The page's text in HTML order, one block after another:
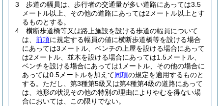
3
歩道の幅員は、歩行者の交通量が多い道路にあっては3.5
メートル以上、その他の道路にあっては2メートル以上とす
るものとする。
4
横断歩道橋等又は路上施設を設ける歩道の幅員について
は、 前項に規定する幅員の値に横断歩道橋等を設ける場合
にあっては3メートル、ベンチの上屋を設ける場合にあって
は2メートル、並木を設ける場合にあっては1.5メートル、
ベンチを設ける場合にあっては1メートル、その他の場合に
あっては0.5メートルを加えて同項の規定を適用するものと
する。 ただし、第3種第5級又は第4種第4級の道路にあって
は、地形の状況その他の特別の理由によりやむを得ない場
合においては、この限りでない。